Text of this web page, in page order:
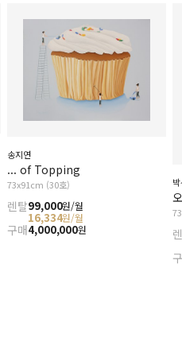
송지연
... of Topping
73x91cm (30호)
렌탈99,000원/월
16,334원/월
구매4,000,000원